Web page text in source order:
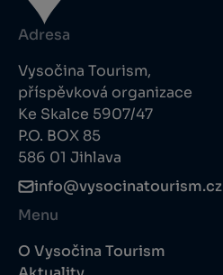
Adresa
Vysočina Tourism,
příspěvková organizace
Ke Skalce 5907/47
P.O. BOX 85
586 01 Jihlava
info@vysocinatourism.cz
Menu
O Vysočina Tourism